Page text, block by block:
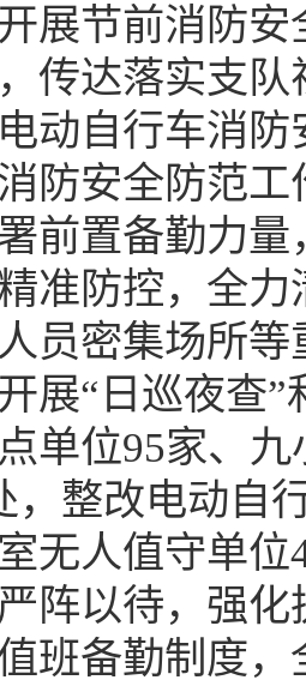
展节前消防
传达落实支
动自行车消
防安全防范
前置备勤力
防控，全力
员密集场所
展“日巡夜查
单位95家、
，整改电动自
无人值守单
以待，强化
班备勤制度